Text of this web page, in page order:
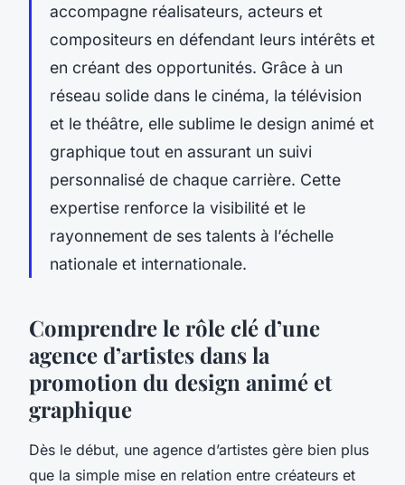
accompagne réalisateurs, acteurs et
compositeurs en défendant leurs intérêts et
en créant des opportunités. Grâce à un
réseau solide dans le cinéma, la télévision
et le théâtre, elle sublime le design animé et
graphique tout en assurant un suivi
personnalisé de chaque carrière. Cette
expertise renforce la visibilité et le
rayonnement de ses talents à l’échelle
nationale et internationale.
Comprendre le rôle clé d’une
agence d’artistes dans la
promotion du design animé et
graphique
Dès le début, une agence d’artistes gère bien plus
que la simple mise en relation entre créateurs et